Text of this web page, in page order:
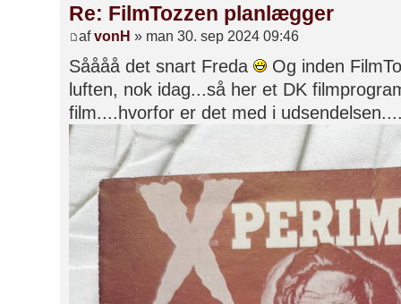
Re: FilmTozzen planlægger
afvonH » man 30. sep 2024 09:46
Såååå det snart Freda
Og inden
luften, nok idag...så her et DK
film....hvorfor er det med i